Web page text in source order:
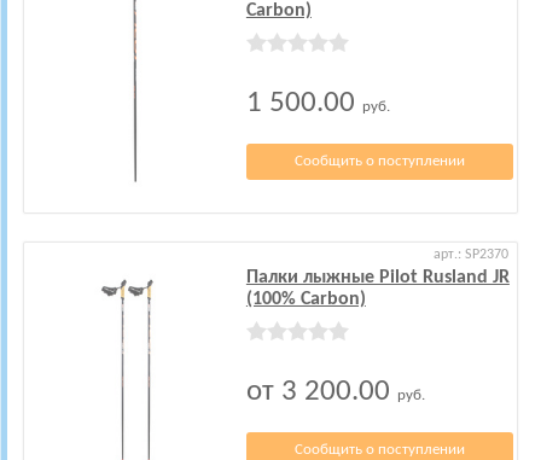
Carbon)
1 500.00 руб.
Сообщить о поступлении
арт.: SP2370
Палки лыжные Pilot Rusland JR
(100% Carbon)
от 3 200.00 руб.
Сообщить о поступлении